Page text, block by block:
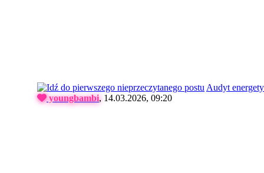
Audyt
youngbambi, 14.03.2026, 09:20